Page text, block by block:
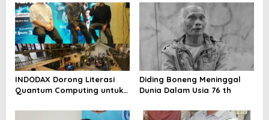
INDODAX Dorong Literasi
Quantum Computing untuk
Blockchain
Diding Boneng Meninggal
Dunia Dalam Usia 76 th